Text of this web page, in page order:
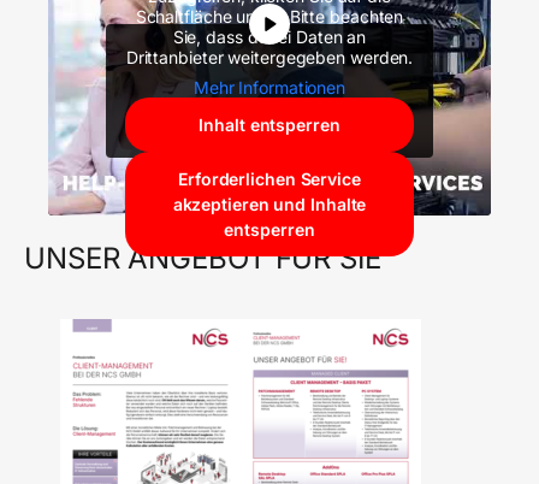
Schaltfläche unten. Bitte beachten
Sie, dass dabei Daten an
Drittanbieter weitergegeben werden.
Mehr Informationen
Inhalt entsperren
Erforderlichen Service
akzeptieren und Inhalte
entsperren
UNSER ANGEBOT FÜR SIE